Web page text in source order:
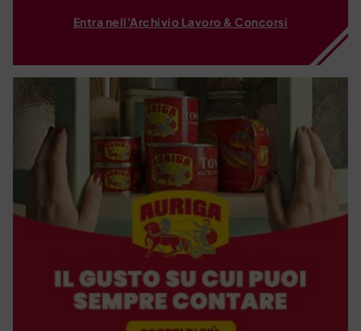
Entra nell'Archivio Lavoro & Concorsi